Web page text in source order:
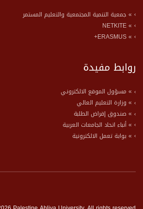
» جمعية التنمية المجتمعية والتعليم المستمر
» NETKITE
» ERASMUS+
روابط مفيدة
» مسؤول الموقع الالكتروني
» وزارة التعليم العالي
» صندوق إقراض الطلبة
» أنباء اتحاد الجامعات العربية
» بوابة تعمل الالكترونية